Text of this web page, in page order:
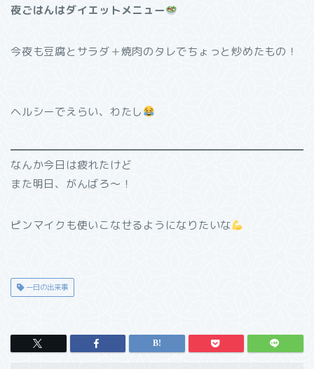
夜ごはんはダイエットメニュー
今夜も豆腐とサラダ＋焼肉のタレでちょっと炒めたもの！
ヘルシーでえらい、わたし
なんか今日は疲れたけど
また明日、がんばろ〜！
ピンマイクも使いこなせるようになりたいな
一日の出来事